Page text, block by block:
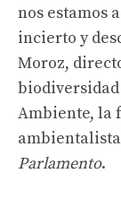
nos estamos
incierto y
Moroz,
biodiversidad
Ambiente, la
Parlamento.